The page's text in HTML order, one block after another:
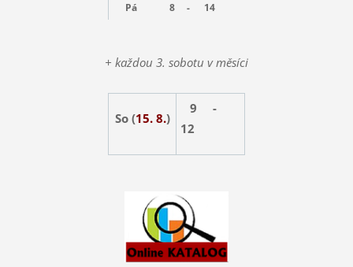
Pá
8 - 14
+ každou 3. sobotu v měsíci
So (15. 8.)
9 -
12